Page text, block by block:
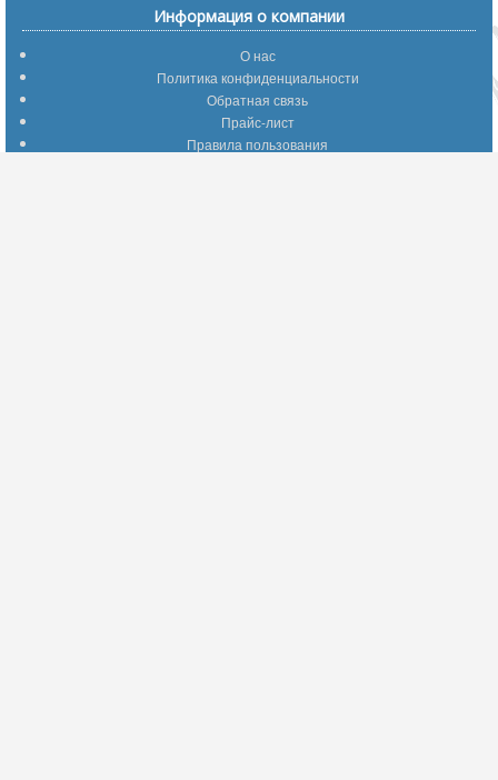
Информация о компании
О нас
Политика конфиденциальности
Обратная связь
Прайс-лист
Правила пользования